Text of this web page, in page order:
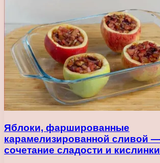
Яблоки, фаршированные
карамелизированной сливой
сочетание сладости и